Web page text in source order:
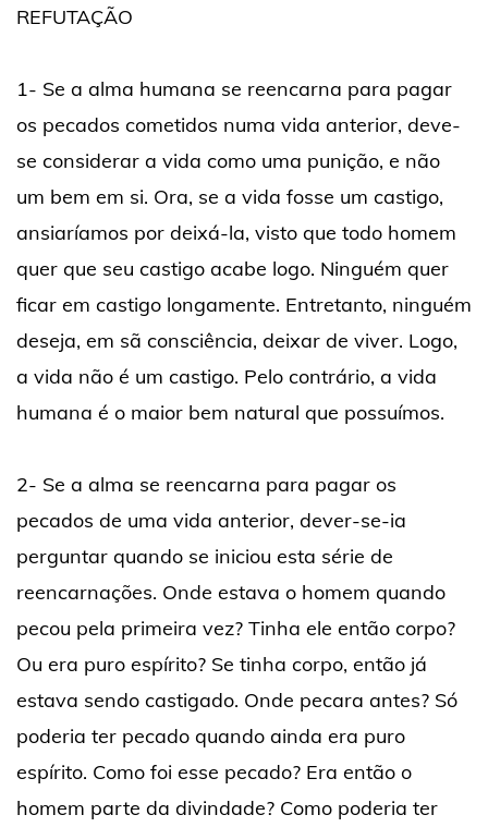
REFUTAÇÃO
1- Se a alma humana se reencarna para pagar
os pecados cometidos numa vida anterior, deve-
se considerar a vida como uma punição, e não
um bem em si. Ora, se a vida fosse um castigo,
ansiaríamos por deixá-la, visto que todo homem
quer que seu castigo acabe logo. Ninguém quer
ficar em castigo longamente. Entretanto, ninguém
deseja, em sã consciência, deixar de viver. Logo,
a vida não é um castigo. Pelo contrário, a vida
humana é o maior bem natural que possuímos.
2- Se a alma se reencarna para pagar os
pecados de uma vida anterior, dever-se-ia
perguntar quando se iniciou esta série de
reencarnações. Onde estava o homem quando
pecou pela primeira vez? Tinha ele então corpo?
Ou era puro espírito? Se tinha corpo, então já
estava sendo castigado. Onde pecara antes? Só
poderia ter pecado quando ainda era puro
espírito. Como foi esse pecado? Era então o
homem parte da divindade? Como poderia ter